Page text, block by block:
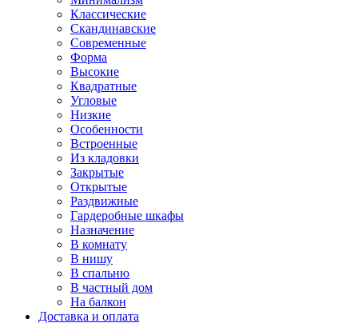
Классические
Скандинавские
Современные
Форма
Высокие
Квадратные
Угловые
Низкие
Особенности
Встроенные
Из кладовки
Закрытые
Открытые
Раздвижные
Гардеробные шкафы
Назначение
В комнату
В нишу
В спальню
В частный дом
На балкон
Доставка и оплата